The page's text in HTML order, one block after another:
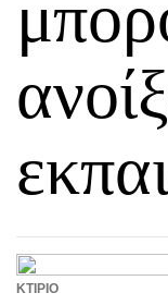
ΚΤΊΡΙΟ